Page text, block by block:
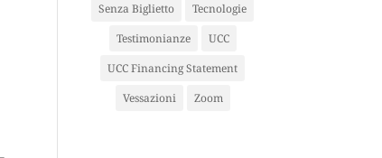
Senza Biglietto
Tecnologie
Testimonianze
UCC
UCC Financing Statement
Vessazioni
Zoom